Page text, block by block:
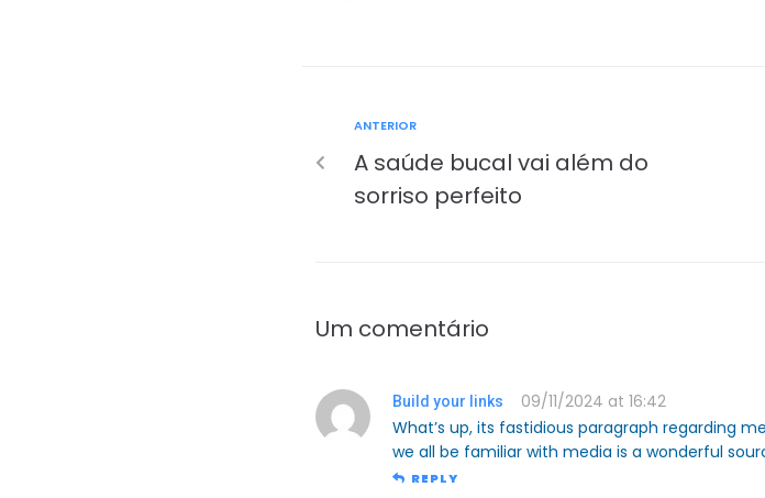
ANTERIOR
A saúde bucal vai além do
sorriso perfeito
Um comentário
Build your links
09/11/2024 at 16:42
What’s up, its fastidious paragraph regarding
we all be familiar with media is a wonderful
REPLY